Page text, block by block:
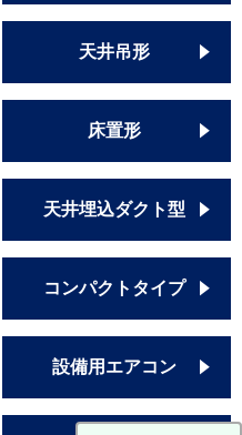
天井吊形
床置形
天井埋込ダクト型
コンパクトタイプ
設備用エアコン